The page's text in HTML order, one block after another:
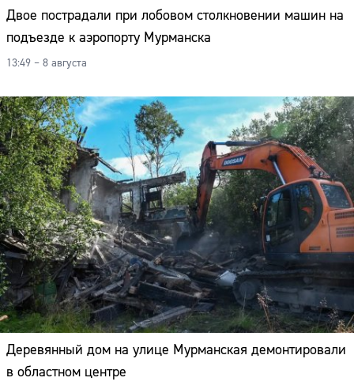
Двое пострадали при лобовом столкновении машин на
подъезде к аэропорту Мурманска
13:49 – 8 августа
Деревянный дом на улице Мурманская демонтировали
в областном центре
Адрес:
Телефон: